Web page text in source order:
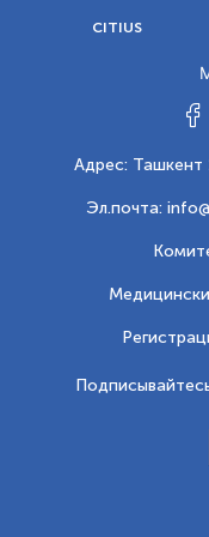
CITIUS
Адрес: Ташкент
Эл.почта: